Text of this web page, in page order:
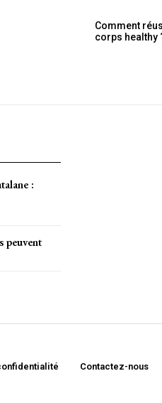
Comment
corps healthy
:
peuvent
Contactez-nous